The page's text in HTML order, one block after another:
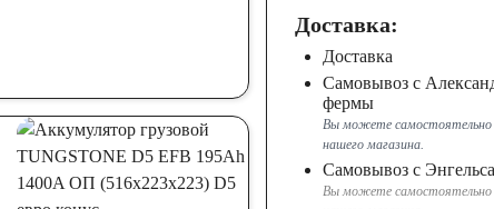
Доставка:
Доставка
Самовывоз с
фермы
Вы можете самостоятельно
нашего магазина.
Самовывоз с
Вы можете самостоятельно